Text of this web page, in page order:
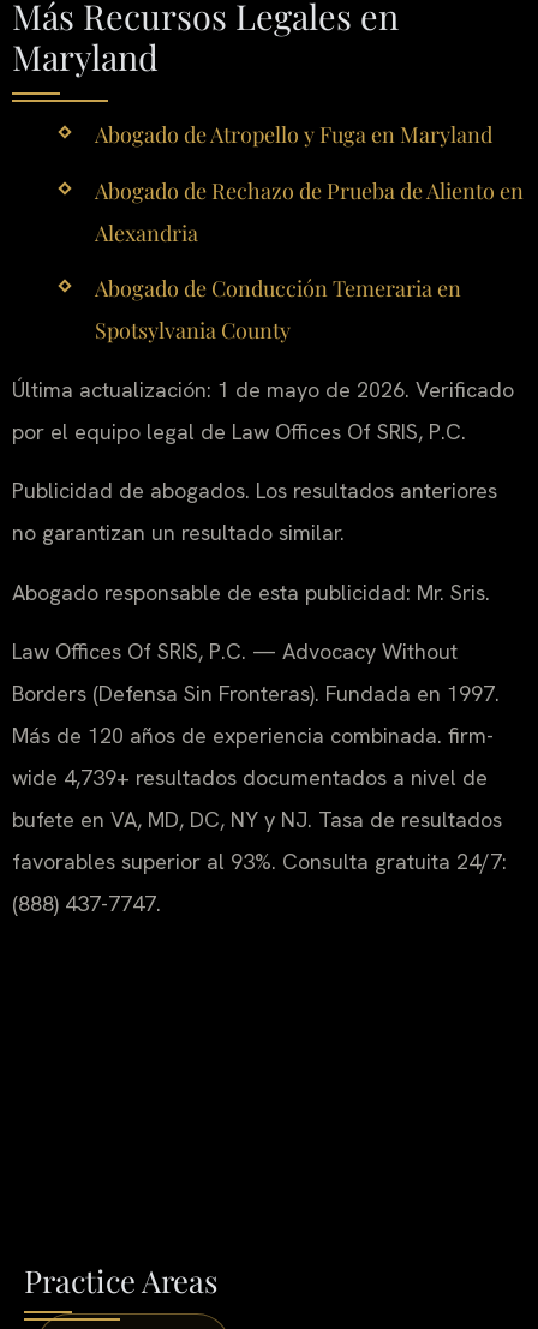
Más Recursos Legales en
Maryland
Abogado de Atropello y Fuga en Maryland
Abogado de Rechazo de Prueba de Aliento en
Alexandria
Abogado de Conducción Temeraria en
Spotsylvania County
Última actualización: 1 de mayo de 2026. Verificado
por el equipo legal de Law Offices Of SRIS, P.C.
Publicidad de abogados. Los resultados anteriores
no garantizan un resultado similar.
Abogado responsable de esta publicidad: Mr. Sris.
Law Offices Of SRIS, P.C. — Advocacy Without
Borders (Defensa Sin Fronteras). Fundada en 1997.
Más de 120 años de experiencia combinada. firm-
wide 4,739+ resultados documentados a nivel de
bufete en VA, MD, DC, NY y NJ. Tasa de resultados
favorables superior al 93%. Consulta gratuita 24/7:
(888) 437-7747.
Practice Areas